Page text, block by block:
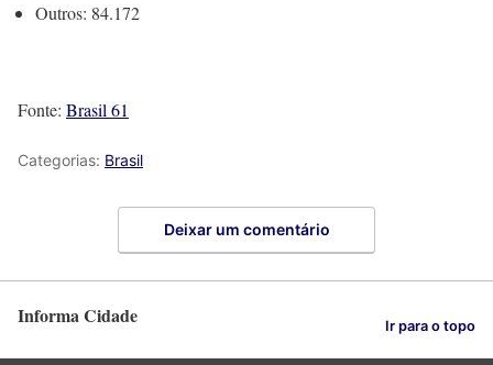
Outros: 84.172
Fonte: Brasil 61
Categorias: Brasil
Deixar um comentário
Informa Cidade Ir para o topo